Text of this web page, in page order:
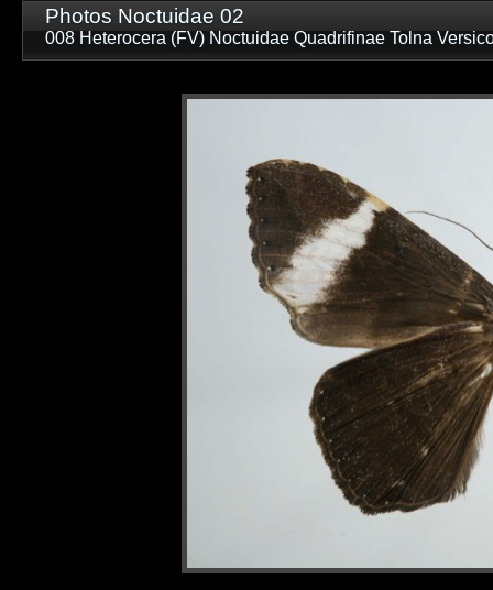
Photos Noctuidae 02
008 Heterocera (FV) Noctuidae Quadrifinae Tolna